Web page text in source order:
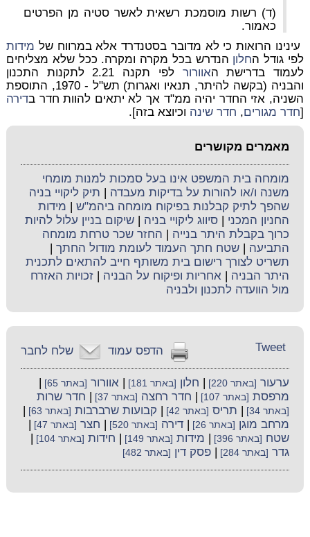
(ד) רשות מוסמכת רשאית לאשר סטיה מן הפרטים
כאמור.
עינינו הרואות כי לא מדובר בסטנדרד אלא במרווח של מידות
לפי גודל החלון הנדרש בכל מקרה ומקרה. ככל שלא מצליחים
לעמוד בדרישת האוורור
לפי תקנה 2.21 לתקנות התכנון
והבניה (בקשה להיתר, תנאיו ואגרות) תש"ל - 1970, התוספת
השניה, אזי החדר יהיה ממ"ד אך לא יתאים להוות חדר בדירה
[חדר מגורים, חדר שינה וכיוצא בזה].
מאמרים מקושרים
מומחה בית המשפט אינו בעל סמכות למנות מומחי
משנה ו/או להורות על בדיקות מעבדה
תיק ליקויי בניה
שהפך לתיק קבלנות בפיקוח מומחה ביהמ"ש
מידות
החניון המכני |סיווג ליקויי בניה |שיקום בניין עלול להיות
כרוך בקבלת היתר בנייה
החזר שכר טרחת מומחה
התביעה |שטח חתך העמוד לעומת מודול החתך
תשריט לצורך רישום בית משותף חייב להתאים לתכנית
היתר הבניה |אחריות ופיקוח על הבניה |זכויות האזרח
מול הוועדה לתכנון ולבניה
שלח לחבר הדפס עמוד Tweet
ערעור [באתר 220] חלון [באתר 181] |אוורור [באתר 65]
מרפסת [באתר 107] חדר רחצה [באתר 37] חדר שרות
[באתר 34] תריס [באתר 42] קבועות שרברבות [באתר 63]
מרחב מוגן [באתר 26] |דירה [באתר 520] חצר [באתר 47]
שטח [באתר 396] מידות [באתר 149] חידות [באתר 104]
גדר [באתר 284] |פסק דין [באתר 482]